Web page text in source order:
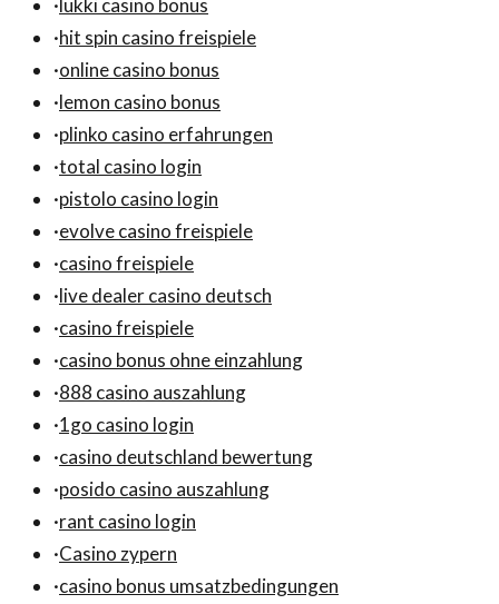
· lukki casino bonus
·hit spin casino freispiele
·online casino bonus
·lemon casino bonus
·plinko casino erfahrungen
·total casino login
·pistolo casino login
·evolve casino freispiele
·casino freispiele
·live dealer casino deutsch
·casino freispiele
·casino bonus ohne einzahlung
·888 casino auszahlung
·1go casino login
·casino deutschland bewertung
·posido casino auszahlung
·rant casino login
·Casino zypern
·casino bonus umsatzbedingungen